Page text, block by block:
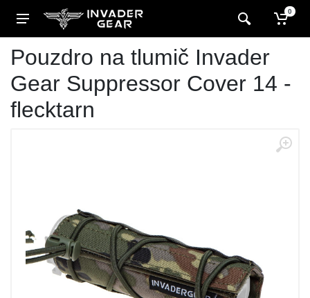
0
Pouzdro na tlumič Invader
Gear Suppressor Cover 14 -
flecktarn